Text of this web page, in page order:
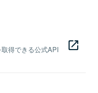
得できる公式API